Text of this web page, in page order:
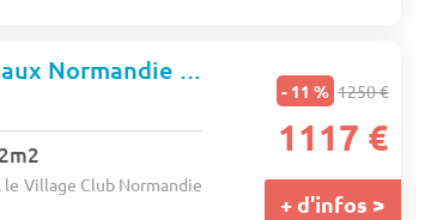
VVF Villages Forges-Les-Eaux Normandie ETE
le Village Club Normandie
- 11 % 1250 €
1117 €
+ d'infos >